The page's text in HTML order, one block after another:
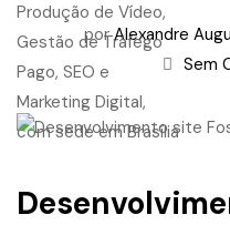
por Alexandre
Sem